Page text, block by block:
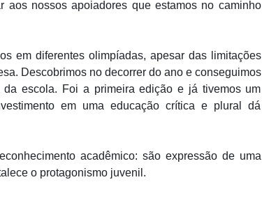
nossos apoiadores que estamos no caminho
em diferentes olimpíadas, apesar das limitações
Descobrimos no decorrer do ano e conseguimos
escola. Foi a primeira edição e já tivemos um
em uma educação crítica e plural dá
acadêmico: são expressão de uma
o protagonismo juvenil.